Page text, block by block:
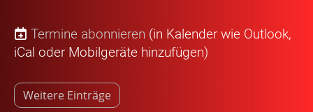
Termine abonnieren (in Kalender wie Outlook,
iCal oder Mobilgeräte hinzufügen)
Weitere Einträge